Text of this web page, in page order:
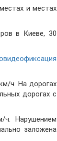
и местах
в Киеве, 30
ч. На дорогах
дорогах с
ч. Нарушением
заложена